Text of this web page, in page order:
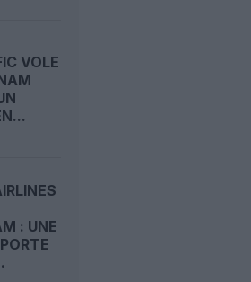
VOLE
: UNE